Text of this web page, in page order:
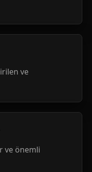
ve
ve önemli